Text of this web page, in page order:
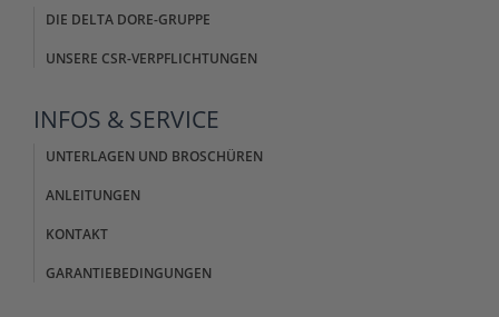
DIE DELTA DORE-GRUPPE
UNSERE CSR-VERPFLICHTUNGEN
INFOS & SERVICE
UNTERLAGEN UND BROSCHÜREN
ANLEITUNGEN
KONTAKT
GARANTIEBEDINGUNGEN